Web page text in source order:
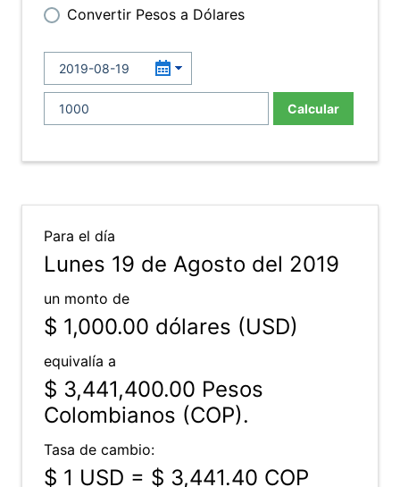
Convertir Pesos a Dólares
Calcular
Para el día
Lunes 19 de Agosto del 2019
un monto de
$ 1,000.00 dólares (USD)
equivalía a
$ 3,441,400.00 Pesos
Colombianos (COP).
Tasa de cambio:
$ 1 USD = $ 3,441.40 COP